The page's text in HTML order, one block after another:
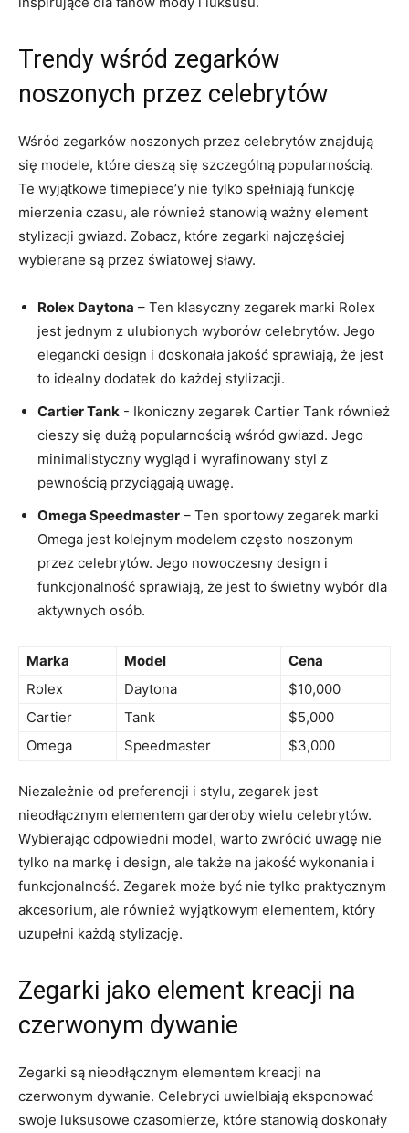
Trendy wśród zegarków
noszonych przez celebrytów
Wśród zegarków noszonych przez ​celebrytów ⁣znajdują
się‍ modele,⁢ które cieszą się szczególną popularnością.
Te‌ wyjątkowe timepiece’y nie ‍tylko⁢ spełniają funkcję
mierzenia czasu, ale ⁤również stanowią ⁢ważny element⁣
stylizacji gwiazd. Zobacz, które zegarki ⁣najczęściej
‌wybierane są przez światowej sławy.
Rolex Daytona – Ten klasyczny zegarek⁢ marki Rolex
jest jednym z ulubionych wyborów celebrytów. Jego
elegancki design i‌ doskonała jakość sprawiają, że ‌jest
to idealny dodatek do każdej stylizacji.
Cartier⁤ Tank -‍ Ikoniczny zegarek Cartier‍ Tank również
cieszy się dużą popularnością⁣ wśród ⁣gwiazd. Jego
minimalistyczny wygląd i wyrafinowany styl z
pewnością przyciągają uwagę.
Omega Speedmaster – Ten​ sportowy zegarek marki
Omega jest kolejnym⁢ modelem często noszonym
przez celebrytów. Jego ​nowoczesny ⁢design i ​
funkcjonalność‌ sprawiają, że jest to⁣ świetny wybór dla⁢
aktywnych ⁢osób.
Marka Model
Cena
Rolex
Daytona
$10,000
Cartier
Tank
$5,000
Omega
Speedmaster $3,000
Niezależnie od preferencji i stylu, ⁣zegarek ​jest
nieodłącznym elementem‍ garderoby ⁢wielu celebrytów.
Wybierając odpowiedni⁣ model, warto zwrócić‍ uwagę nie
tylko na⁢ markę i design, ale także na‍ jakość⁣ wykonania i
funkcjonalność. ​Zegarek może być‍ nie tylko praktycznym
akcesorium,⁤ ale również wyjątkowym elementem, który
‌uzupełni każdą stylizację.
Zegarki jako element kreacji na
czerwonym ⁣dywanie
Zegarki są nieodłącznym⁣ elementem kreacji na
czerwonym dywanie. Celebryci uwielbiają eksponować
swoje ⁢luksusowe czasomierze, które stanowią doskonały